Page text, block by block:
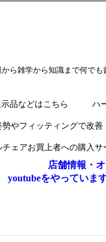
ら雑学から知識まで何でも
品などはこちら ハ
やフィッティングで改善
ェアお買上者への購入サ
店舗情報・
youtubeをやっていま